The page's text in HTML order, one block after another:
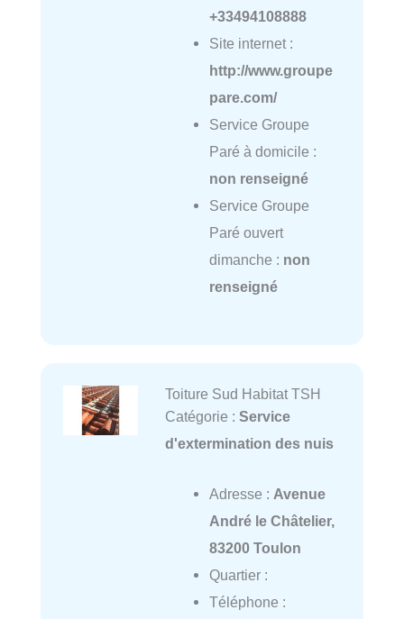
+33494108888
Site internet :
http://www.groupe
pare.com/
Service Groupe
Paré à domicile :
non renseigné
Service Groupe
Paré ouvert
dimanche : non
renseigné
Toiture Sud Habitat TSH
Catégorie : Service
d'extermination des nuis
Adresse : Avenue
André le Châtelier,
83200 Toulon
Quartier :
Téléphone :